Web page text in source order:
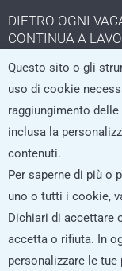
DIETRO OGNI
CONTINUA A
IL TUO
DIVENTATO UN
UNA DASHBOARD
STA ANCORA
IL PACCO DA TRE
DELL’ECOMMERCE
Questo sito o gli
uso di cookie
raggiungimento
inclusa la
contenuti.
Per saperne di più o
uno o tutti i cookie,
Dichiari di accettare
accetta o rifiuta. In
personalizzare le